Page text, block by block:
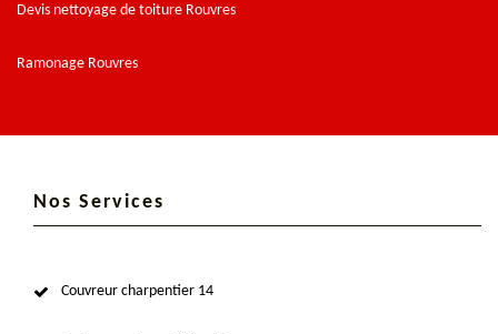
Devis nettoyage de toiture Rouvres
Ramonage Rouvres
Nos Services
Couvreur charpentier 14